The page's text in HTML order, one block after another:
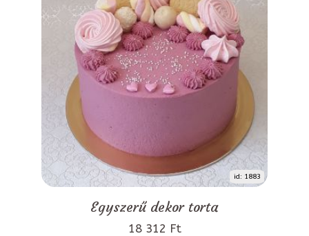
id: 1883
Egyszerű dekor torta
18 312 Ft